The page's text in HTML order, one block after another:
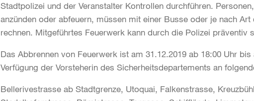
Stadtpolizei und der Veranstalter Kontrollen durchführen.
anzünden oder abfeuern, müssen mit einer Busse oder je nach
rechnen. Mitgeführtes Feuerwerk kann durch die Polizei präventiv
Das Abbrennen von Feuerwerk ist am 31.12.2019 ab 18:00 Uhr
Verfügung der Vorsteherin des Sicherheitsdepartements an
Bellerivestrasse ab Stadtgrenze, Utoquai, Falkenstrasse,